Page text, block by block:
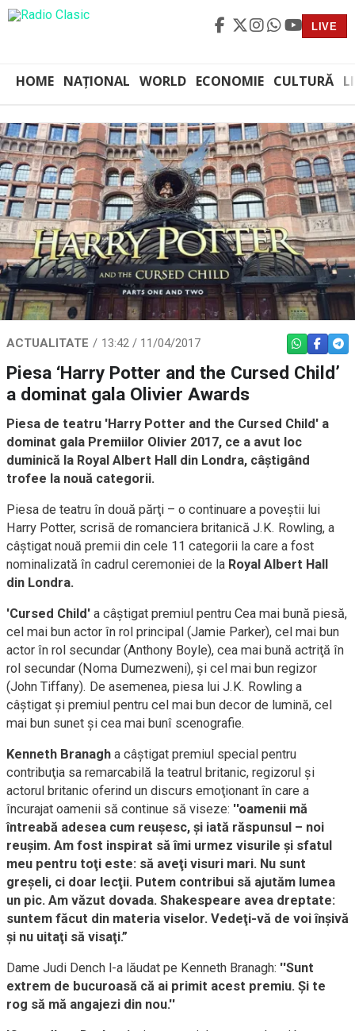
LIVE
HOME NAȚIONAL WORLD ECONOMIE CULTURĂ
ACTUALITATE 13:42 / 11/04/2017 WHATSAPP
Piesa ‘Harry Potter and the Cursed Child’
a dominat gala Olivier Awards
Piesa de teatru 'Harry Potter and the Cursed Child' a
dominat gala Premiilor Olivier 2017, ce a avut loc
duminică la Royal Albert Hall din Londra, câştigând
trofee la nouă categorii.
Piesa de teatru în două părţi – o continuare a poveştii lui
Harry Potter, scrisă de romanciera britanică J.K. Rowling, a
câştigat nouă premii din cele 11 categorii la care a fost
nominalizată în cadrul ceremoniei de la Royal Albert Hall
din Londra.
'Cursed Child' a câştigat premiul pentru Cea mai bună piesă,
cel mai bun actor în rol principal (Jamie Parker), cel mai bun
actor în rol secundar (Anthony Boyle), cea mai bună actriţă în
rol secundar (Noma Dumezweni), şi cel mai bun regizor
(John Tiffany). De asemenea, piesa lui J.K. Rowling a
câştigat şi premiul pentru cel mai bun decor de lumină, cel
mai bun sunet şi cea mai bunî scenografie.
Kenneth Branagh a câştigat premiul special pentru
contribuţia sa remarcabilă la teatrul britanic, regizorul şi
actorul britanic oferind un discurs emoţionant în care a
încurajat oamenii să continue să viseze: ''oamenii mă
întreabă adesea cum reuşesc, şi iată răspunsul – noi
reuşim. Am fost inspirat să îmi urmez visurile şi sfatul
meu pentru toţi este: să aveţi visuri mari. Nu sunt
greşeli, ci doar lecţii. Putem contribui să ajutăm lumea
un pic. Am văzut dovada. Shakespeare avea dreptate:
suntem făcut din materia viselor. Vedeţi-vă de voi înşivă
şi nu uitaţi să visaţi.”
Dame Judi Dench l-a lăudat pe Kenneth Branagh: ''Sunt
extrem de bucuroasă că ai primit acest premiu. Şi te
rog să mă angajezi din nou.''